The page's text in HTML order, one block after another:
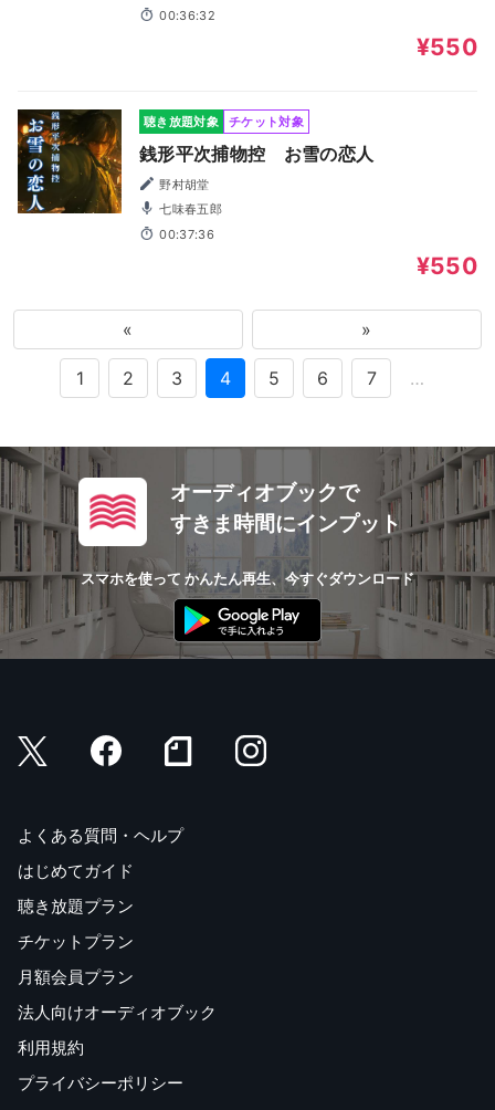
00:36:32
¥550
聴き放題対象 チケット対象
銭形平次捕物控 お雪の恋人
野村胡堂
七味春五郎
00:37:36
¥550
« »
1 2 3 4 5 6 7 …
オーディオブックで
すきま時間にインプット
スマホを使って かんたん再生、今すぐダウンロード
よくある質問・ヘルプ
はじめてガイド
聴き放題プラン
チケットプラン
月額会員プラン
法人向けオーディオブック
利用規約
プライバシーポリシー